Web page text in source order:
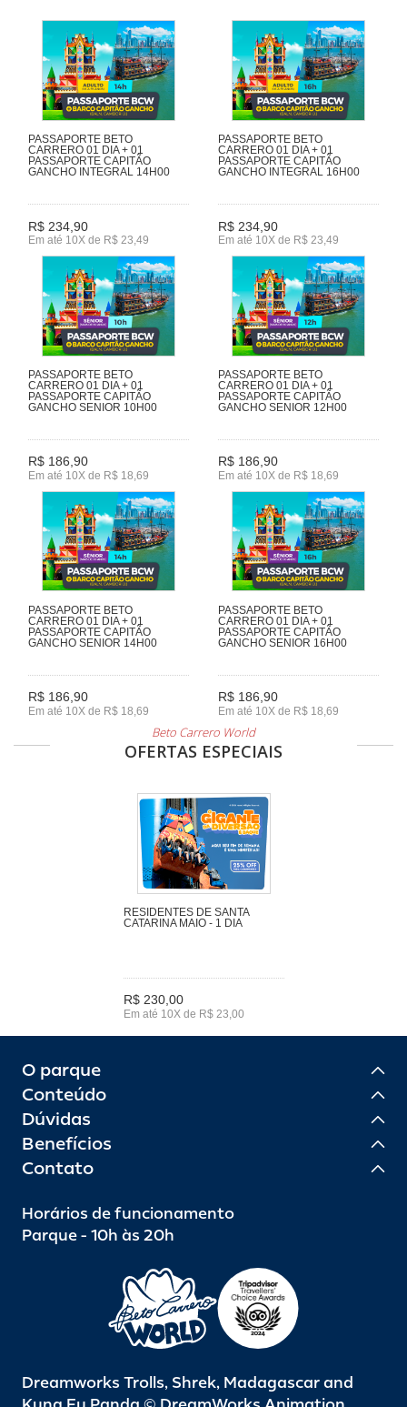
PASSAPORTE BETO
CARRERO 01 DIA + 01
PASSAPORTE CAPITÃO
GANCHO INTEGRAL 14H00
R$ 234,90
Em até 10X de R$ 23,49
PASSAPORTE BETO
CARRERO 01 DIA + 01
PASSAPORTE CAPITÃO
GANCHO INTEGRAL 16H00
R$ 234,90
Em até 10X de R$ 23,49
PASSAPORTE BETO
CARRERO 01 DIA + 01
PASSAPORTE CAPITÃO
GANCHO SENIOR 10H00
R$ 186,90
Em até 10X de R$ 18,69
PASSAPORTE BETO
CARRERO 01 DIA + 01
PASSAPORTE CAPITÃO
GANCHO SENIOR 12H00
R$ 186,90
Em até 10X de R$ 18,69
PASSAPORTE BETO
CARRERO 01 DIA + 01
PASSAPORTE CAPITÃO
GANCHO SENIOR 14H00
R$ 186,90
Em até 10X de R$ 18,69
PASSAPORTE BETO
CARRERO 01 DIA + 01
PASSAPORTE CAPITÃO
GANCHO SENIOR 16H00
R$ 186,90
Em até 10X de R$ 18,69
Beto Carrero World
OFERTAS ESPECIAIS
RESIDENTES DE SANTA
CATARINA MAIO - 1 DIA
R$ 230,00
Em até 10X de R$ 23,00
O parque
Conteúdo
Dúvidas
Benefícios
Contato
Horários de funcionamento
Parque - 10h às 20h
Dreamworks Trolls, Shrek, Madagascar and